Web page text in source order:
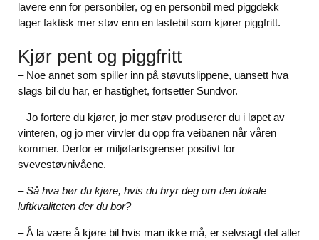
lavere enn for personbiler, og en personbil med piggdekk
lager faktisk mer støv enn en lastebil som kjører piggfritt.
Kjør pent og piggfritt
– Noe annet som spiller inn på støvutslippene, uansett hva
slags bil du har, er hastighet, fortsetter Sundvor.
– Jo fortere du kjører, jo mer støv produserer du i løpet av
vinteren, og jo mer virvler du opp fra veibanen når våren
kommer. Derfor er miljøfartsgrenser positivt for
svevestøvnivåene.
– Så hva bør du kjøre, hvis du bryr deg om den lokale
luftkvaliteten der du bor?
– Å la være å kjøre bil hvis man ikke må, er selvsagt det aller